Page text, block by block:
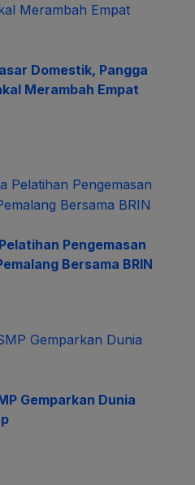
Domestik, Pangga
Merambah Empat
Pengemasan
Bersama BRIN
Gemparkan Dunia